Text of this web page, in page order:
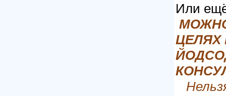
Или
ЦЕЛЯХ